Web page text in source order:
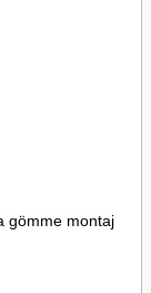
gömme montaj